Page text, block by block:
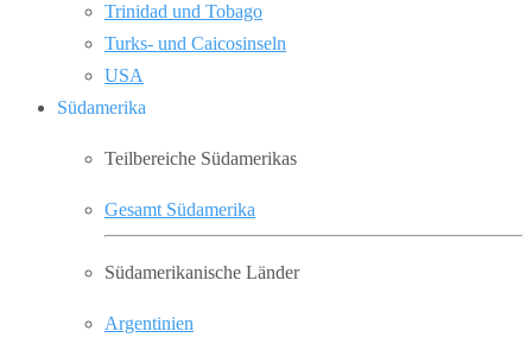
Trinidad und Tobago
Turks- und Caicosinseln
USA
Südamerika
Teilbereiche Südamerikas
Gesamt Südamerika
Südamerikanische Länder
Argentinien